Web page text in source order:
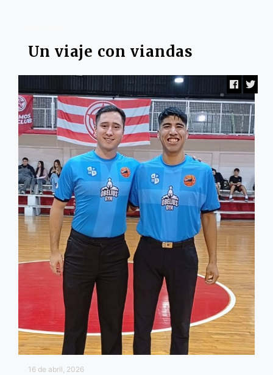
Un viaje con viandas
16 de abril, 2026